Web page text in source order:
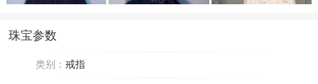
珠宝参数
类别： 戒指